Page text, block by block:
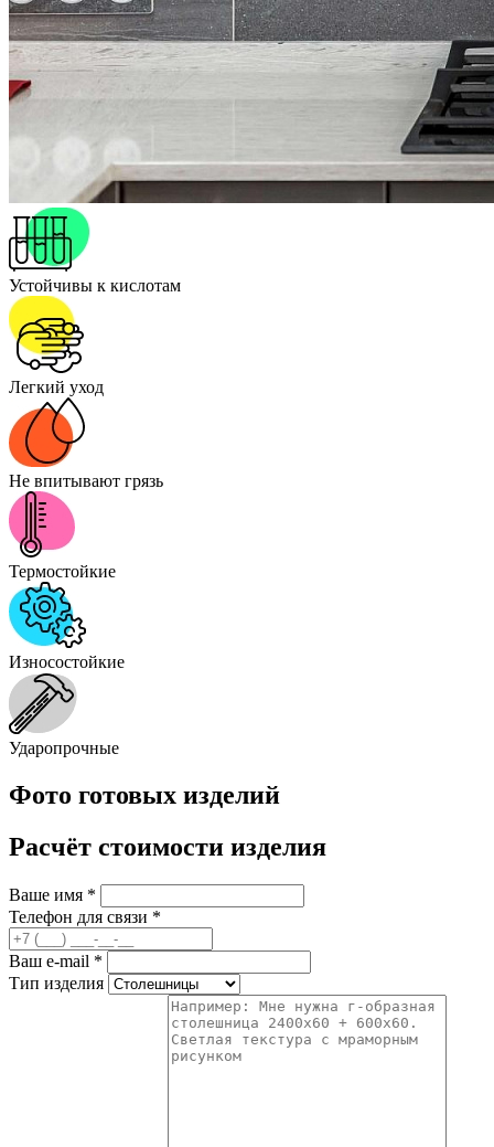
Устойчивы к кислотам
Легкий уход
Не впитывают грязь
Термостойкие
Износостойкие
Ударопрочные
Фото готовых изделий
Расчёт стоимости изделия
Ваше имя *
Телефон для связи *
Ваш e-mail *
Тип изделия